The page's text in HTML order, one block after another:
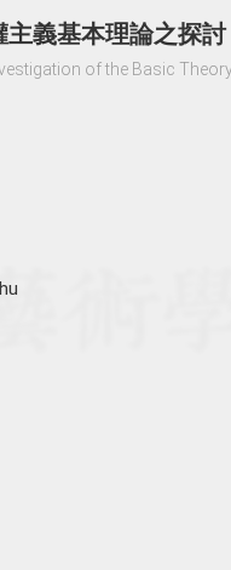
主義基本理論之探討
of the Basic